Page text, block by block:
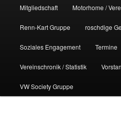
Mitgliedschaft Motorhome /
Renn-Kart Gruppe roschdige
Soziales Engagement Termine
Vereinschronik / Statistik
VW Society Gruppe